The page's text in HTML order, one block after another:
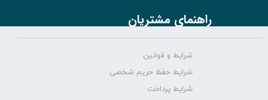
راهنمای مشتریان
شرایط و قوانین
شرایط حفظ حریم شخصی
شرایط پرداخت